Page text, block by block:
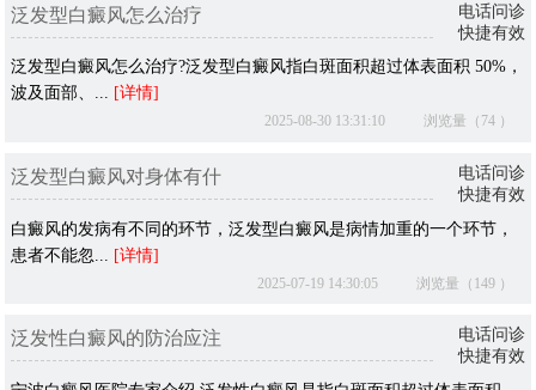
泛发型白癜风怎么治疗
电话问诊
快捷有效
泛发型白癜风怎么治疗?泛发型白癜风指白斑面积超过体表面积 50%，
波及面部、... [详情]
2025-08-30 13:31:10 浏览量（74 ）
泛发型白癜风对身体有什
电话问诊
快捷有效
白癜风的发病有不同的环节，泛发型白癜风是病情加重的一个环节，
患者不能忽... [详情]
2025-07-19 14:30:05 浏览量（149 ）
泛发性白癜风的防治应注
电话问诊
快捷有效